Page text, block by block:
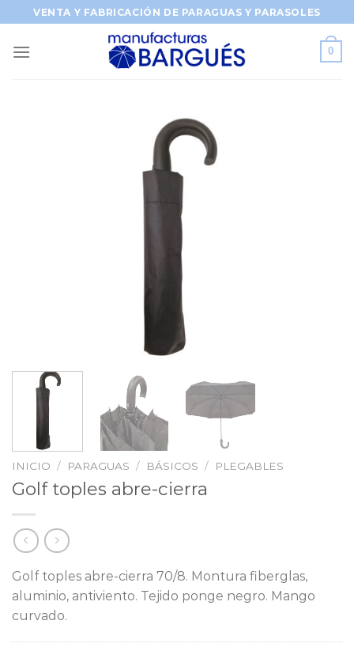
Saltar
al
contenido
VENTA Y FABRICACIÓN DE PARAGUAS Y PARASOLES
0
INICIO / PARAGUAS / BÁSICOS / PLEGABLES
Golf toples abre-cierra
Golf toples abre-cierra 70/8. Montura fiberglas,
aluminio, antiviento. Tejido ponge negro. Mango
curvado.